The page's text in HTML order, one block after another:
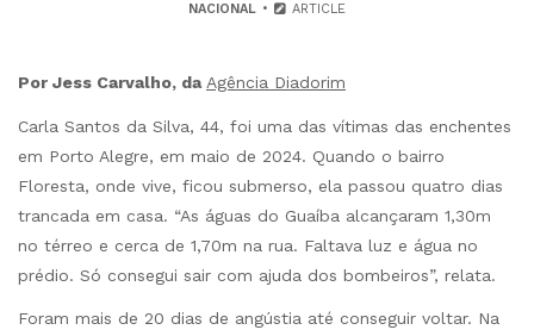
NACIONAL ARTICLE
Por Jess Carvalho, daAgência Diadorim
Carla Santos da Silva, 44, foi uma das vítimas das enchentes
em Porto Alegre, em maio de 2024. Quando o bairro
Floresta, onde vive, ficou submerso, ela passou quatro dias
trancada em casa. “As águas do Guaíba alcançaram 1,30m
no térreo e cerca de 1,70m na rua. Faltava luz e água no
prédio. Só consegui sair com ajuda dos bombeiros”, relata.
Foram mais de 20 dias de angústia até conseguir voltar. Na